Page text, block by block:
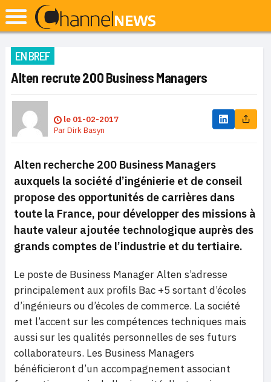
EN BREF
Alten recrute 200 Business Managers
le 01-02-2017
ParDirk Basyn
Alten recherche 200 Business Managers
auxquels la société d’ingénierie et de conseil
propose des opportunités de carrières dans
toute la France, pour développer des missions à
haute valeur ajoutée technologique auprès des
grands comptes de l’industrie et du tertiaire.
Le poste de Business Manager Alten s’adresse
principalement aux profils Bac +5 sortant d’écoles
d’ingénieurs ou d’écoles de commerce. La société
met l’accent sur les compétences techniques mais
aussi sur les qualités personnelles de ses futurs
collaborateurs. Les Business Managers
bénéficieront d’un accompagnement associant